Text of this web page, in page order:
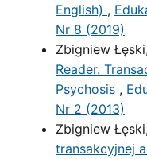
English) ,
Nr 8 (2019)
Zbigniew
Reader.
Psychosis ,
Nr 2 (2013)
Zbigniew Łęski,
transakcyjnej